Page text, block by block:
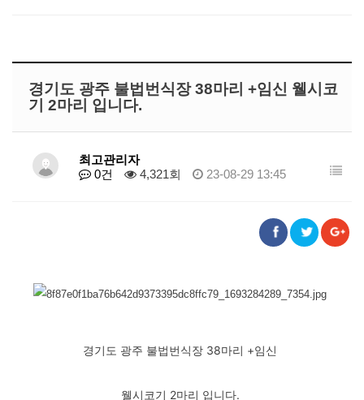
경기도 광주 불법번식장 38마리 +임신 웰시코
기 2마리 입니다.
최고관리자
0건
4,321회 23-08-29 13:45
경기도 광주 불법번식장 38마리 +임신
웰시코기 2마리 입니다.